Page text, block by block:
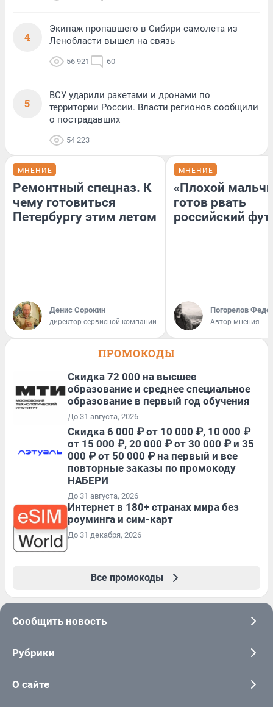
4
Экипаж пропавшего в Сибири самолета из
Ленобласти вышел на связь
56 921 60
5
ВСУ ударили ракетами и дронами по
территории России. Власти регионов сообщили
о пострадавших
54 223
МНЕНИЕ
Ремонтный спецназ. К
чему готовиться
Петербургу этим летом
Денис Сорокин
директор сервисной компании
МНЕНИЕ
«Плохой
готов рвать
российский
Погорелов
Автор мнения
ПРОМОКОДЫ
Скидка 72 000 на высшее
образование и среднее специальное
образование в первый год обучения
До 31 августа, 2026
Скидка 6 000 ₽ от 10 000 ₽, 10 000 ₽
от 15 000 ₽, 20 000 ₽ от 30 000 ₽ и 35
000 ₽ от 50 000 ₽ на первый и все
повторные заказы по промокоду
НАБЕРИ
До 31 августа, 2026
Интернет в 180+ странах мира без
роуминга и сим-карт
До 31 декабря, 2026
Все промокоды
Сообщить новость
Рубрики
О сайте